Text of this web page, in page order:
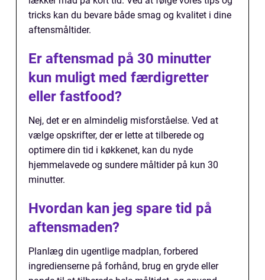
tricks kan du bevare både smag og kvalitet i dine
aftensmåltider.
Er aftensmad på 30 minutter
kun muligt med færdigretter
eller fastfood?
Nej, det er en almindelig misforståelse. Ved at
vælge opskrifter, der er lette at tilberede og
optimere din tid i køkkenet, kan du nyde
hjemmelavede og sundere måltider på kun 30
minutter.
Hvordan kan jeg spare tid på
aftensmaden?
Planlæg din ugentlige madplan, forbered
ingredienserne på forhånd, brug en gryde eller